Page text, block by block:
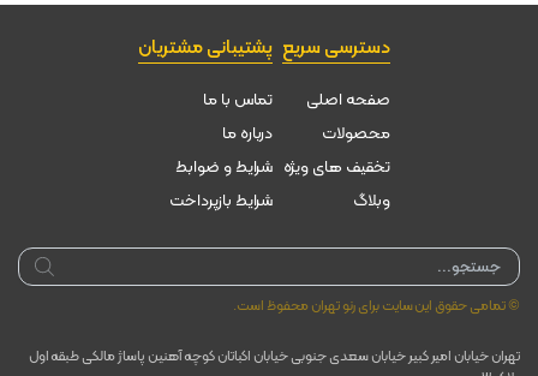
دسترسی سریع
صفحه اصلی
محصولات
تخقیف های ویژه
وبلاگ
پشتیبانی مشتریان
تماس با ما
درباره ما
شرایط و ضوابط
شرایط بازپرداخت
Products
search
© تمامی حقوق این سایت برای رنو تهران محفوظ است.
تهران خیابان امیر کبیر خیابان سعدی جنوبی خیابان اکباتان کوچه آهنین پاساژ مالکی طبقه اول